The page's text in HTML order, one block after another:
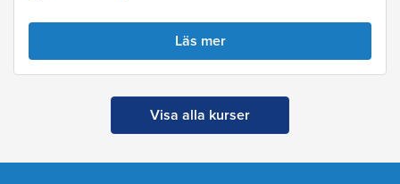
Läs mer
Visa alla kurser